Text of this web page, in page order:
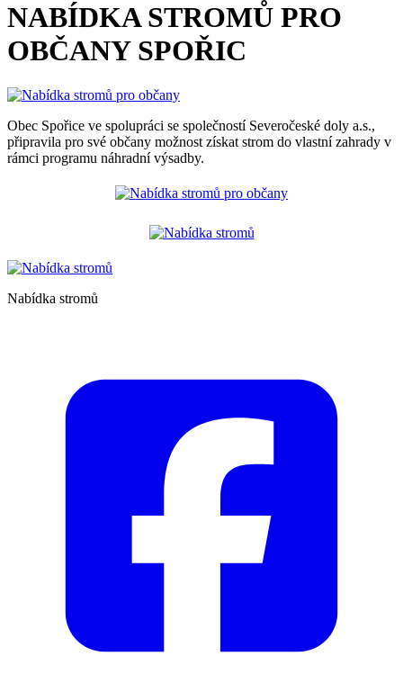
NABÍDKA STROMŮ PRO
OBČANY SPOŘIC
Obec Spořice ve spolupráci se společností Severočeské doly a.s.,
připravila pro své občany možnost získat strom do vlastní zahrady v
rámci programu náhradní výsadby.
Nabídka stromů